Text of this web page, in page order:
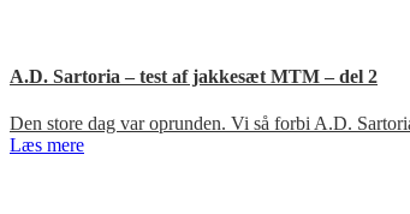
A.D. Sartoria – test af jakkesæt MTM – del 2
Den store dag var oprunden. Vi så forbi A.D.
Læs mere